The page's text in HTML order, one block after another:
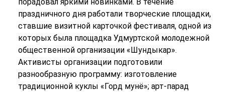
порадовал яркими новинками. В течение
праздничного дня работали творческие площадки,
ставшие визитной карточкой фестиваля, одной из
которых была площадка Удмуртской молодежной
общественной организации «Шундыкар».
Активисты организации подготовили
разнообразную программу: изготовление
традиционной куклы «Горд мунё»; арт-парад